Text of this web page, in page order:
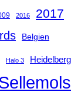
2016 2017
Belgien
Halo 3 Heidelberg